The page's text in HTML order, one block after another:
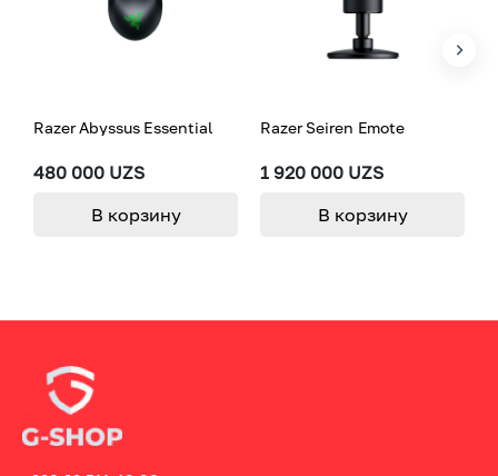
480 000 UZS
Razer Abyssus Essential
В корзину
1 920 000 UZS
Razer Seiren Emote
В корзину